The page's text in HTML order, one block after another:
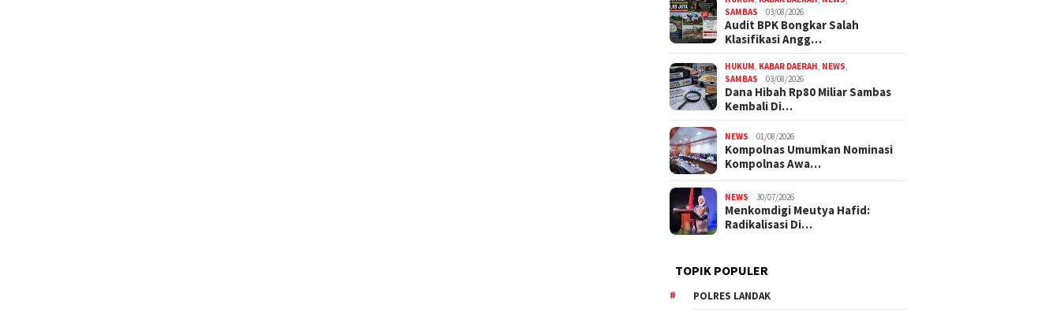
SAMBAS
03/08/2026
Audit BPK Bongkar Salah
Klasifikasi Angg…
HUKUM KABAR DAERAH NEWS
SAMBAS
03/08/2026
Dana Hibah Rp80 Miliar Sambas
Kembali Di…
NEWS 01/08/2026
Kompolnas Umumkan Nominasi
Kompolnas Awa…
NEWS 30/07/2026
Menkomdigi Meutya Hafid:
Radikalisasi Di…
TOPIK POPULER
POLRES LANDAK